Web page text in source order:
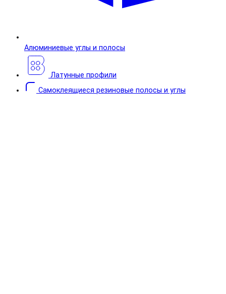
Алюминиевые углы и полосы
Латунные профили
Самоклеящиеся резиновые полосы и углы